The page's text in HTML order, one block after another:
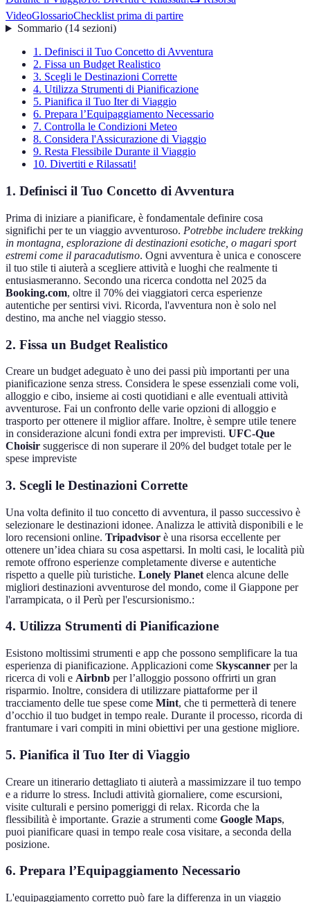
VideoGlossarioChecklist prima di partire
Sommario(14 sezioni)
1. Definisci il Tuo Concetto di Avventura
2. Fissa un Budget Realistico
3. Scegli le Destinazioni Corrette
4. Utilizza Strumenti di Pianificazione
5. Pianifica il Tuo Iter di Viaggio
6. Prepara l’Equipaggiamento Necessario
7. Controlla le Condizioni Meteo
8. Considera l'Assicurazione di Viaggio
9. Resta Flessibile Durante il Viaggio
10. Divertiti e Rilassati!
1. Definisci il Tuo Concetto di Avventura
Prima di iniziare a pianificare, è fondamentale definire cosa
significhi per te un viaggio avventuroso. Potrebbe includere trekking
in montagna, esplorazione di destinazioni esotiche, o magari sport
estremi come il paracadutismo. Ogni avventura è unica e conoscere
il tuo stile ti aiuterà a scegliere attività e luoghi che realmente ti
entusiasmeranno. Secondo una ricerca condotta nel 2025 da
Booking.com, oltre il 70% dei viaggiatori cerca esperienze
autentiche per sentirsi vivi. Ricorda, l'avventura non è solo nel
destino, ma anche nel viaggio stesso.
2. Fissa un Budget Realistico
Creare un budget adeguato è uno dei passi più importanti per una
pianificazione senza stress. Considera le spese essenziali come voli,
alloggio e cibo, insieme ai costi quotidiani e alle eventuali attività
avventurose. Fai un confronto delle varie opzioni di alloggio e
trasporto per ottenere il miglior affare. Inoltre, è sempre utile tenere
in considerazione alcuni fondi extra per imprevisti. UFC-Que
Choisir suggerisce di non superare il 20% del budget totale per le
spese impreviste
3. Scegli le Destinazioni Corrette
Una volta definito il tuo concetto di avventura, il passo successivo è
selezionare le destinazioni idonee. Analizza le attività disponibili e le
loro recensioni online. Tripadvisor è una risorsa eccellente per
ottenere un’idea chiara su cosa aspettarsi. In molti casi, le località più
remote offrono esperienze completamente diverse e autentiche
rispetto a quelle più turistiche. Lonely Planet elenca alcune delle
migliori destinazioni avventurose del mondo, come il Giappone per
l'arrampicata, o il Perù per l'escursionismo.:
4. Utilizza Strumenti di Pianificazione
Esistono moltissimi strumenti e app che possono semplificare la tua
esperienza di pianificazione. Applicazioni come Skyscanner per la
ricerca di voli e Airbnb per l’alloggio possono offrirti un gran
risparmio. Inoltre, considera di utilizzare piattaforme per il
tracciamento delle tue spese come Mint, che ti permetterà di tenere
d’occhio il tuo budget in tempo reale. Durante il processo, ricorda di
frantumare i vari compiti in mini obiettivi per una gestione migliore.
5. Pianifica il Tuo Iter di Viaggio
Creare un itinerario dettagliato ti aiuterà a massimizzare il tuo tempo
e a ridurre lo stress. Includi attività giornaliere, come escursioni,
visite culturali e persino pomeriggi di relax. Ricorda che la
flessibilità è importante. Grazie a strumenti come Google Maps,
puoi pianificare quasi in tempo reale cosa visitare, a seconda della
posizione.
6. Prepara l’Equipaggiamento Necessario
L'equipaggiamento corretto può fare la differenza in un viaggio